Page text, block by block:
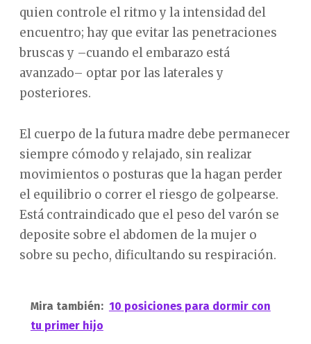
quien controle el ritmo y la intensidad del
encuentro; hay que evitar las penetraciones
bruscas y –cuando el embarazo está
avanzado– optar por las laterales y
posteriores.
El cuerpo de la futura madre debe permanecer
siempre cómodo y relajado, sin realizar
movimientos o posturas que la hagan perder
el equilibrio o correr el riesgo de golpearse.
Está contraindicado que el peso del varón se
deposite sobre el abdomen de la mujer o
sobre su pecho, dificultando su respiración.
Mira también: 10 posiciones para dormir con
tu primer hijo